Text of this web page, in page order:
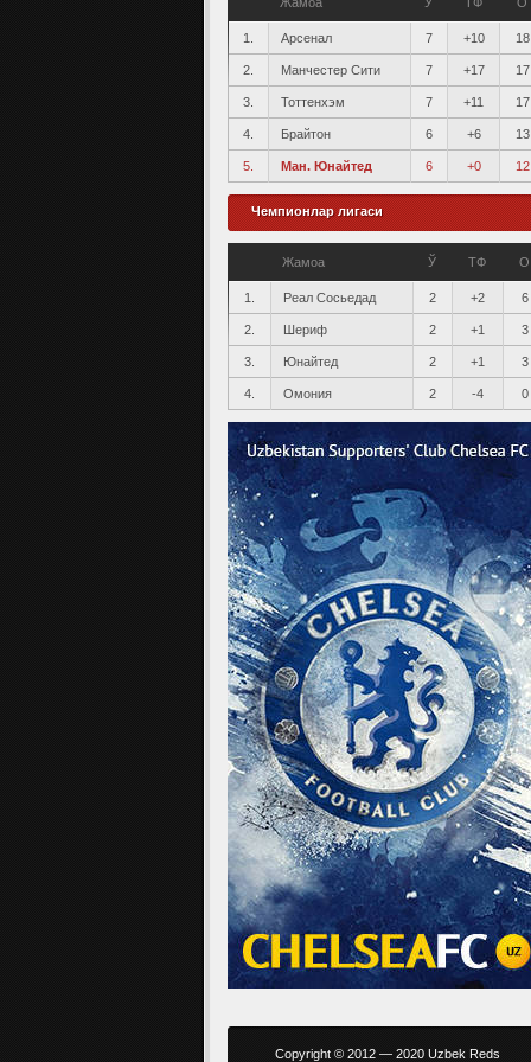
1. Арсенал 7 +10 18
2. Манчестер Сити 7 +17 17
3. Тоттенхэм 7 +11 17
4. Брайтон 6 +6 13
5. Ман. Юнайтед 6 +0 12
Чемпионлар лигаси
Жамоа Ў ТФ О
1. Реал Сосьедад 2 +2 6
2. Шериф 2 +1 3
3. Юнайтед 2 +1 3
4. Омония 2 -4 0
Copyright © 2012 — 2020 Uzbek Reds